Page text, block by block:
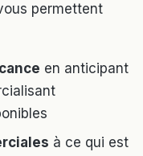
permettent
en anticipant
à ce qui est